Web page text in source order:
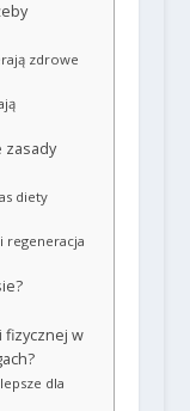
zdrowe
zasady
diety
regeneracja
fizycznej w
dla